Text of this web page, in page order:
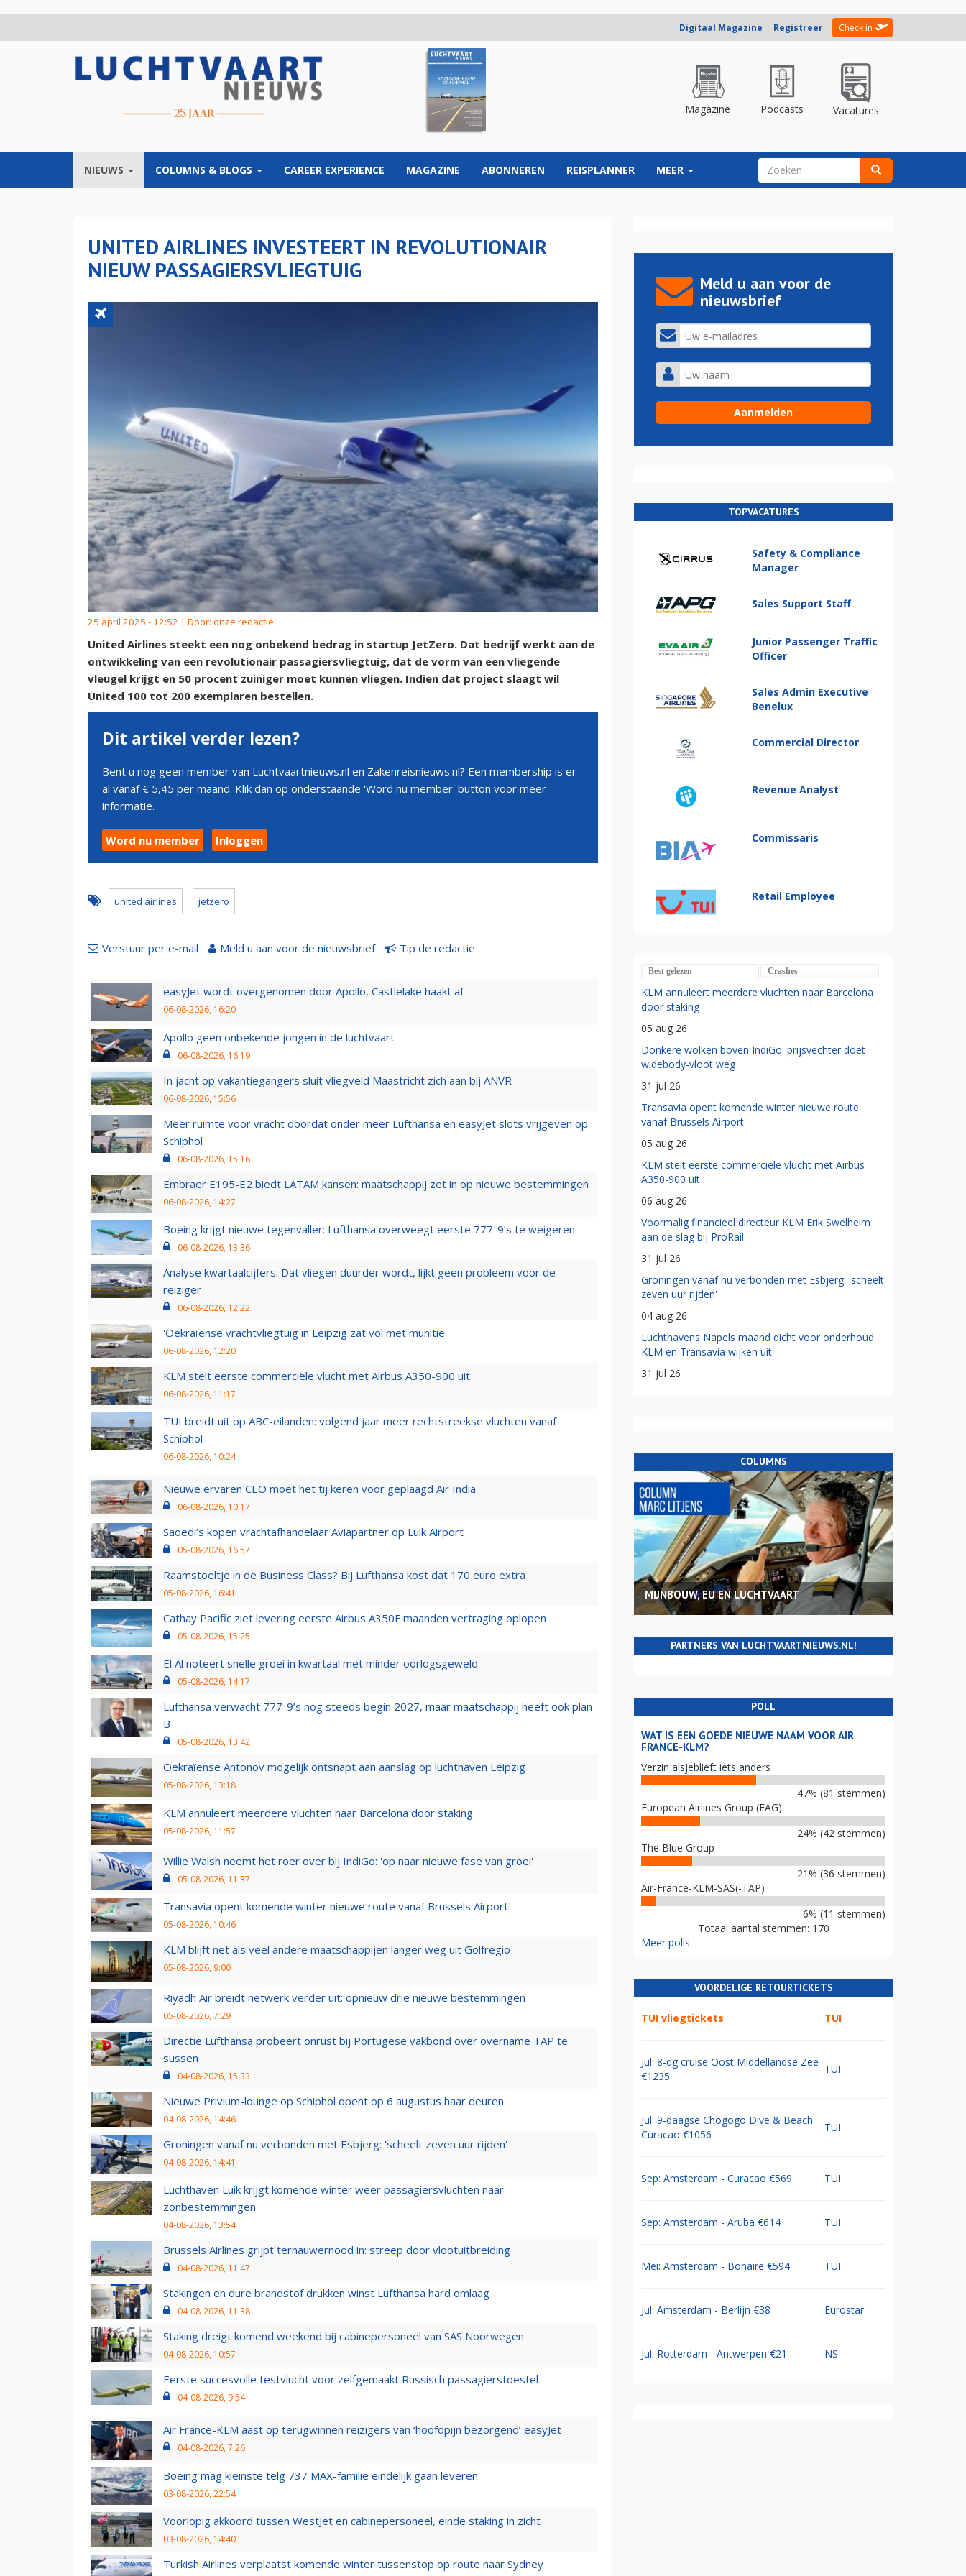
Digitaal Magazine Registreer Check in
Magazine Podcasts Vacatures
NIEUWS COLUMNS & BLOGS CAREER EXPERIENCE MAGAZINE ABONNEREN REISPLANNER MEER ZOEKVELD
UNITED AIRLINES INVESTEERT IN REVOLUTIONAIR
NIEUW PASSAGIERSVLIEGTUIG
25 april 2025 - 12:52 | Door: onze redactie
United Airlines steekt een nog onbekend bedrag in startup JetZero. Dat bedrijf werkt aan de
ontwikkeling van een revolutionair passagiersvliegtuig, dat de vorm van een vliegende
vleugel krijgt en 50 procent zuiniger moet kunnen vliegen. Indien dat project slaagt wil
United 100 tot 200 exemplaren bestellen.
Dit artikel verder lezen?
Bent u nog geen member van Luchtvaartnieuws.nl en Zakenreisnieuws.nl? Een membership is er
al vanaf € 5,45 per maand. Klik dan op onderstaande 'Word nu member' button voor meer
informatie.
Word nu member Inloggen
united airlines jetzero
Verstuur per e-mail Meld u aan voor de nieuwsbrief Tip de redactie
easyJet wordt overgenomen door Apollo, Castlelake haakt af
06-08-2026, 16:20
Apollo geen onbekende jongen in de luchtvaart
06-08-2026, 16:19
In jacht op vakantiegangers sluit vliegveld Maastricht zich aan bij ANVR
06-08-2026, 15:56
Meer ruimte voor vracht doordat onder meer Lufthansa en easyJet slots vrijgeven op
Schiphol
06-08-2026, 15:16
Embraer E195-E2 biedt LATAM kansen: maatschappij zet in op nieuwe bestemmingen
06-08-2026, 14:27
Boeing krijgt nieuwe tegenvaller: Lufthansa overweegt eerste 777-9’s te weigeren
06-08-2026, 13:36
Analyse kwartaalcijfers: Dat vliegen duurder wordt, lijkt geen probleem voor de
reiziger
06-08-2026, 12:22
'Oekraïense vrachtvliegtuig in Leipzig zat vol met munitie'
06-08-2026, 12:20
KLM stelt eerste commerciële vlucht met Airbus A350-900 uit
06-08-2026, 11:17
TUI breidt uit op ABC-eilanden: volgend jaar meer rechtstreekse vluchten vanaf
Schiphol
06-08-2026, 10:24
Nieuwe ervaren CEO moet het tij keren voor geplaagd Air India
06-08-2026, 10:17
Saoedi’s kopen vrachtafhandelaar Aviapartner op Luik Airport
05-08-2026, 16:57
Raamstoeltje in de Business Class? Bij Lufthansa kost dat 170 euro extra
05-08-2026, 16:41
Cathay Pacific ziet levering eerste Airbus A350F maanden vertraging oplopen
05-08-2026, 15:25
El Al noteert snelle groei in kwartaal met minder oorlogsgeweld
05-08-2026, 14:17
Lufthansa verwacht 777-9’s nog steeds begin 2027, maar maatschappij heeft ook plan
B
05-08-2026, 13:42
Oekraïense Antonov mogelijk ontsnapt aan aanslag op luchthaven Leipzig
05-08-2026, 13:18
KLM annuleert meerdere vluchten naar Barcelona door staking
05-08-2026, 11:57
Willie Walsh neemt het roer over bij IndiGo: 'op naar nieuwe fase van groei'
05-08-2026, 11:37
Transavia opent komende winter nieuwe route vanaf Brussels Airport
05-08-2026, 10:46
KLM blijft net als veel andere maatschappijen langer weg uit Golfregio
05-08-2026, 9:00
Riyadh Air breidt netwerk verder uit: opnieuw drie nieuwe bestemmingen
05-08-2026, 7:29
Directie Lufthansa probeert onrust bij Portugese vakbond over overname TAP te
sussen
04-08-2026, 15:33
Nieuwe Privium-lounge op Schiphol opent op 6 augustus haar deuren
04-08-2026, 14:46
Groningen vanaf nu verbonden met Esbjerg: 'scheelt zeven uur rijden'
04-08-2026, 14:41
Luchthaven Luik krijgt komende winter weer passagiersvluchten naar
zonbestemmingen
04-08-2026, 13:54
Brussels Airlines grijpt ternauwernood in: streep door vlootuitbreiding
04-08-2026, 11:47
Stakingen en dure brandstof drukken winst Lufthansa hard omlaag
04-08-2026, 11:38
Staking dreigt komend weekend bij cabinepersoneel van SAS Noorwegen
04-08-2026, 10:57
Eerste succesvolle testvlucht voor zelfgemaakt Russisch passagierstoestel
04-08-2026, 9:54
Air France-KLM aast op terugwinnen reizigers van ‘hoofdpijn bezorgend’ easyJet
04-08-2026, 7:26
Boeing mag kleinste telg 737 MAX-familie eindelijk gaan leveren
03-08-2026, 22:54
Voorlopig akkoord tussen WestJet en cabinepersoneel, einde staking in zicht
03-08-2026, 14:40
Turkish Airlines verplaatst komende winter tussenstop op route naar Sydney
Meld u aan voor de
nieuwsbrief
TOPVACATURES
Safety & Compliance
Manager
Sales Support Staff
Junior Passenger Traffic
Officer
Sales Admin Executive
Benelux
Commercial Director
Revenue Analyst
Commissaris
Retail Employee
Best gelezen Crashes
KLM annuleert meerdere vluchten naar Barcelona
door staking
05 aug 26
Donkere wolken boven IndiGo: prijsvechter doet
widebody-vloot weg
31 jul 26
Transavia opent komende winter nieuwe route
vanaf Brussels Airport
05 aug 26
KLM stelt eerste commerciële vlucht met Airbus
A350-900 uit
06 aug 26
Voormalig financieel directeur KLM Erik Swelheim
aan de slag bij ProRail
31 jul 26
Groningen vanaf nu verbonden met Esbjerg: 'scheelt
zeven uur rijden'
04 aug 26
Luchthavens Napels maand dicht voor onderhoud:
KLM en Transavia wijken uit
31 jul 26
COLUMNS
MIJNBOUW, EU EN LUCHTVAART
PARTNERS VAN LUCHTVAARTNIEUWS.NL!
POLL
WAT IS EEN GOEDE NIEUWE NAAM VOOR AIR
FRANCE-KLM?
Verzin alsjeblieft iets anders
47% (81 stemmen)
European Airlines Group (EAG)
24% (42 stemmen)
The Blue Group
21% (36 stemmen)
Air-France-KLM-SAS(-TAP)
6% (11 stemmen)
Totaal aantal stemmen: 170
Meer polls
VOORDELIGE RETOURTICKETS
TUI vliegtickets TUI
Jul: 8-dg cruise Oost Middellandse Zee
€1235
TUI
Jul: 9-daagse Chogogo Dive & Beach
Curacao €1056
TUI
Sep: Amsterdam - Curacao €569 TUI
Sep: Amsterdam - Aruba €614 TUI
Mei: Amsterdam - Bonaire €594 TUI
Jul: Amsterdam - Berlijn €38 Eurostar
Jul: Rotterdam - Antwerpen €21 NS